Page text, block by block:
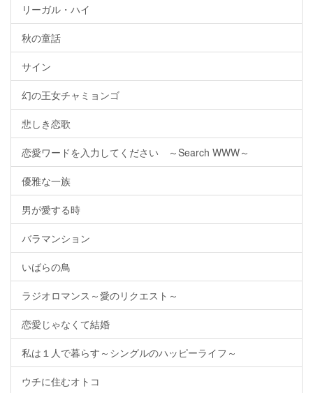
リーガル・ハイ
秋の童話
サイン
幻の王女チャミョンゴ
悲しき恋歌
恋愛ワードを入力してください ～Search WWW～
優雅な一族
男が愛する時
バラマンション
いばらの鳥
ラジオロマンス～愛のリクエスト～
恋愛じゃなくて結婚
私は１人で暮らす～シングルのハッピーライフ～
ウチに住むオトコ